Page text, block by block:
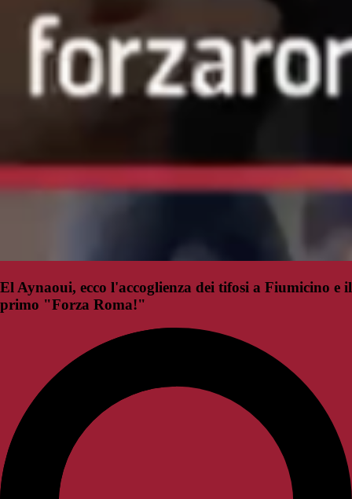
El Aynaoui, ecco l'accoglienza dei tifosi a Fiumicino e il
primo "Forza Roma!"